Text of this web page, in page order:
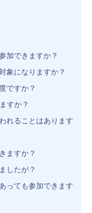
加できますか？
象になりますか？
ですか？
すか？
れることはあります
ますか？
したが？
っても参加できます